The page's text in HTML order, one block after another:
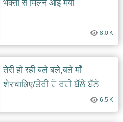
भक्तो से मिलने आई मैया
8.0 K
तेरी हो रही बले बले,बले माँ
शेरावालिए/ਤੇਰੀ ਹੋ ਰਹੀ ਬੱਲੇ ਬੱਲੇ
6.5 K